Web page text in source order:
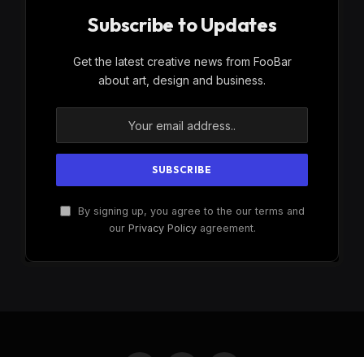
Subscribe to Updates
Get the latest creative news from FooBar
about art, design and business.
By signing up, you agree to the our terms and
our Privacy Policyagreement.